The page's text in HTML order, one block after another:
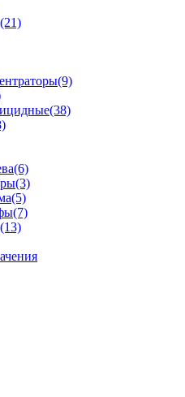
(21)
(9)
(38)
(6)
(3)
(5)
(7)
(13)